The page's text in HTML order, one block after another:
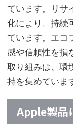
ています。リサ
化により、持続
ています。エコ
感や信頼性を損
取り組みは、環
持を集めていま
Apple製品